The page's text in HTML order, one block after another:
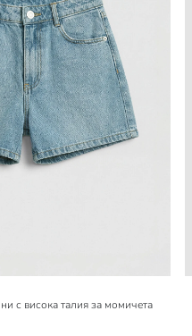
с висока талия за момичета